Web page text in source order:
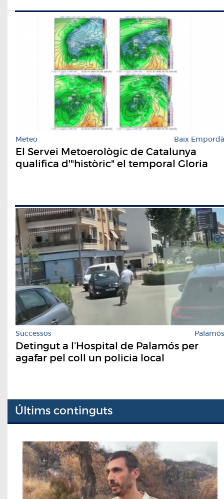
Meteo Baix Empordà
El Servei Metoerològic de Catalunya
qualifica d'"històric" el temporal Gloria
Successos Palamós
Detingut a l’Hospital de Palamós per
agafar pel coll un policia local
Últims continguts